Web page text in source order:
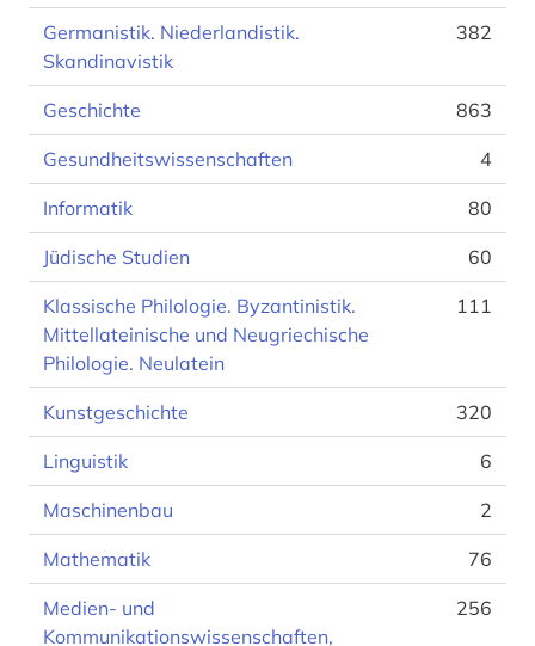
Germanistik. Niederlandistik.
Skandinavistik
382
Geschichte 863
Gesundheitswissenschaften 4
Informatik 80
Jüdische Studien 60
Klassische Philologie. Byzantinistik.
Mittellateinische und Neugriechische
Philologie. Neulatein
111
Kunstgeschichte 320
Linguistik 6
Maschinenbau 2
Mathematik 76
Medien- und
Kommunikationswissenschaften,
256